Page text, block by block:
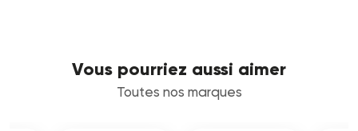
Vous pourriez aussi aimer
Toutes nos marques